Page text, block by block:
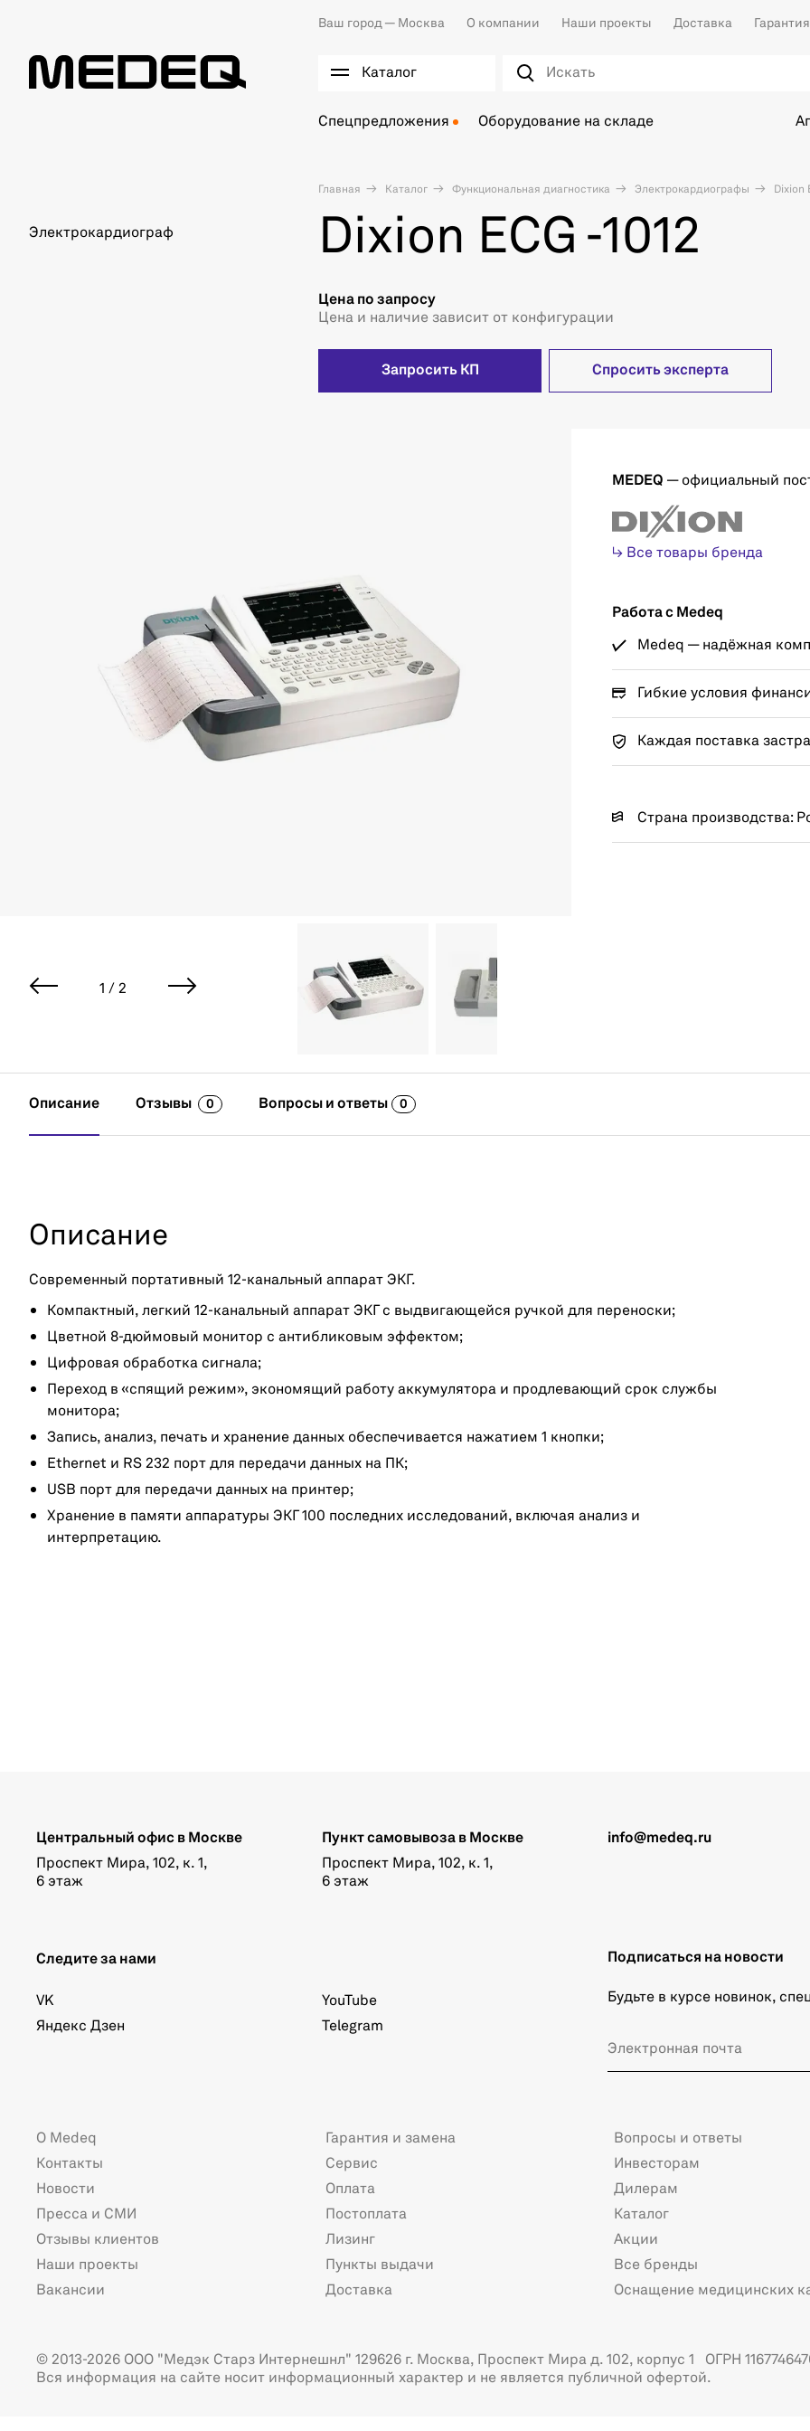
Ваш город — Москва О компании Наши проекты Доставка Гарантия
Каталог
Спецпредложения Оборудование на складе
Главная Каталог Функциональная диагностика Электрокардиографы Dixion
Электрокардиограф Dixion ECG -1012
Цена по запросу
Цена и наличие зависит от конфигурации
Запросить КП Спросить эксперта
1 / 2
MEDEQ — официальный
↳ Все товары бренда
Работа с Medeq
Medeq — надёжная
Гибкие условия
Каждая поставка
Страна производства:
Описание Отзывы 0 Вопросы и ответы 0
Описание
Современный портативный 12-канальный аппарат ЭКГ.
Компактный, легкий 12-канальный аппарат ЭКГ с выдвигающейся ручкой для переноски;
Цветной 8-дюймовый монитор с антибликовым эффектом;
Цифровая обработка сигнала;
Переход в «спящий режим», экономящий работу аккумулятора и продлевающий срок службы
монитора;
Запись, анализ, печать и хранение данных обеспечивается нажатием 1 кнопки;
Ethernet и RS 232 порт для передачи данных на ПК;
USB порт для передачи данных на принтер;
Хранение в памяти аппаратуры ЭКГ 100 последних исследований, включая анализ и
интерпретацию.
info@medeq.ru
Центральный офис в Москве
Проспект Мира, 102, к. 1,
6 этаж
Пункт самовывоза в Москве
Проспект Мира, 102, к. 1,
6 этаж
Следите за нами
VK
Яндекс Дзен
YouTube
Telegram
Подписаться на новости
Будьте в курсе новинок,
О Medeq
Контакты
Новости
Пресса и СМИ
Отзывы клиентов
Наши проекты
Вакансии
Гарантия и замена
Сервис
Оплата
Постоплата
Лизинг
Пункты выдачи
Доставка
Вопросы и ответы
Инвесторам
Дилерам
Каталог
Акции
Все бренды
Оснащение медицинских
© 2013-2026 ООО "Медэк Старз Интернешнл" 129626 г. Москва, Проспект Мира д. 102, корпус 1 ОГРН
Вся информация на сайте носит информационный характер и не является публичной офертой.